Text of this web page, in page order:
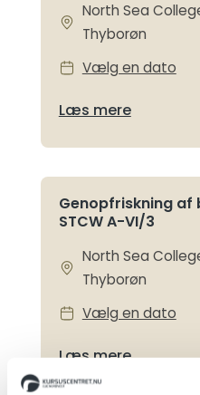
North Sea
Thyborøn
Vælg en dato
Læs mere
Genopfriskning af
STCW A-VI/3
North Sea
Thyborøn
Vælg en dato
Læs mere